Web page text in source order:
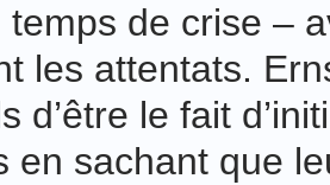
temps de crise –
les attentats.
d’être le fait
en sachant que